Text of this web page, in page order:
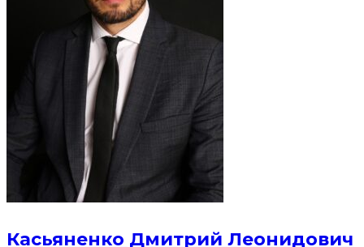
Касьяненко Дмитрий Леонидович